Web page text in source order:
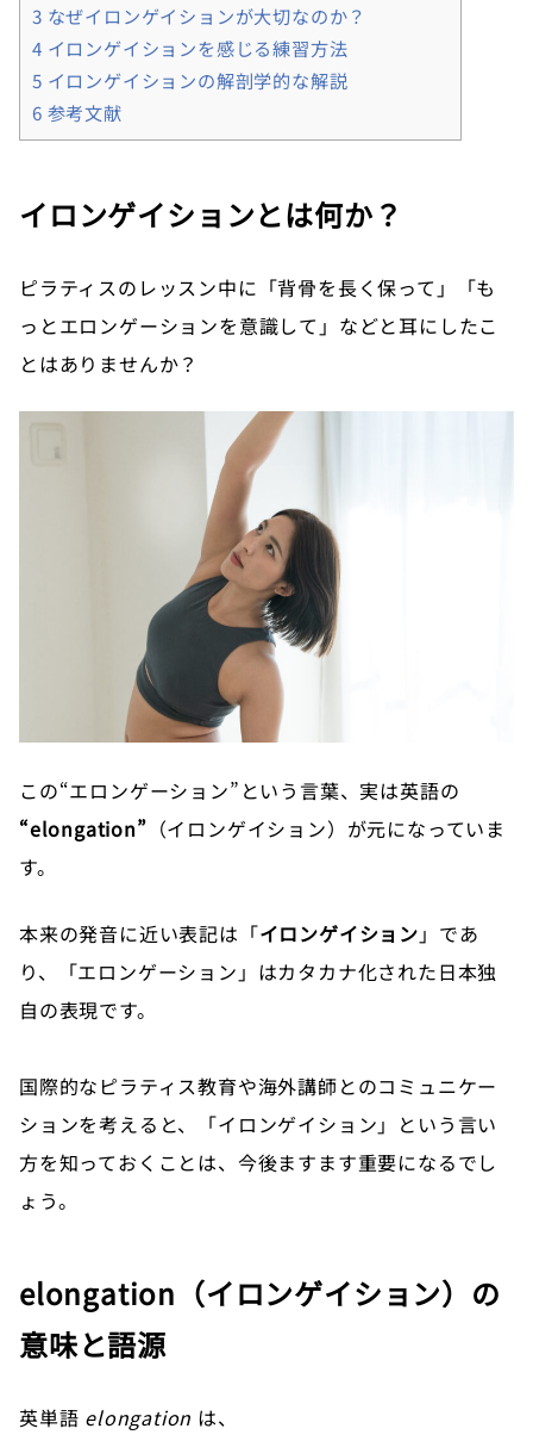
3 なぜイロンゲイションが大切なのか？
4 イロンゲイションを感じる練習方法
5 イロンゲイションの解剖学的な解説
6 参考文献
イロンゲイションとは何か？
ピラティスのレッスン中に「背骨を長く保って」「も
っとエロンゲーションを意識して」などと耳にしたこ
とはありませんか？
この“エロンゲーション”という言葉、実は英語の
“elongation” （イロンゲイション）が元になっていま
す。
本来の発音に近い表記は「イロンゲイション 」であ
り、「エロンゲーション」はカタカナ化された日本独
自の表現です。
国際的なピラティス教育や海外講師とのコミュニケー
ションを考えると、「イロンゲイション」という言い
方を知っておくことは、今後ますます重要になるでし
ょう。
elongation（イロンゲイション）の
意味と語源
英単語 elongation は、